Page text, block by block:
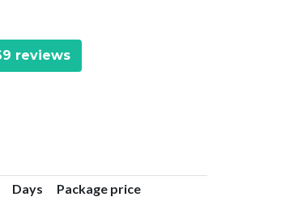
reviews
Days
Package price